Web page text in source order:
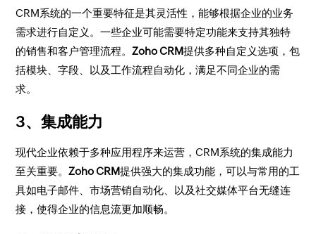
CRM系统的一个重要特征是其灵活性，能够根据企业的业务
需求进行自定义。一些企业可能需要特定功能来支持其独特
的销售和客户管理流程。Zoho CRM提供多种自定义选项，包
括模块、字段、以及工作流程自动化，满足不同企业的需
求。
3、集成能力
现代企业依赖于多种应用程序来运营，CRM系统的集成能力
至关重要。Zoho CRM提供强大的集成功能，可以与常用的工
具如电子邮件、市场营销自动化、以及社交媒体平台无缝连
接，使得企业的信息流更加顺畅。